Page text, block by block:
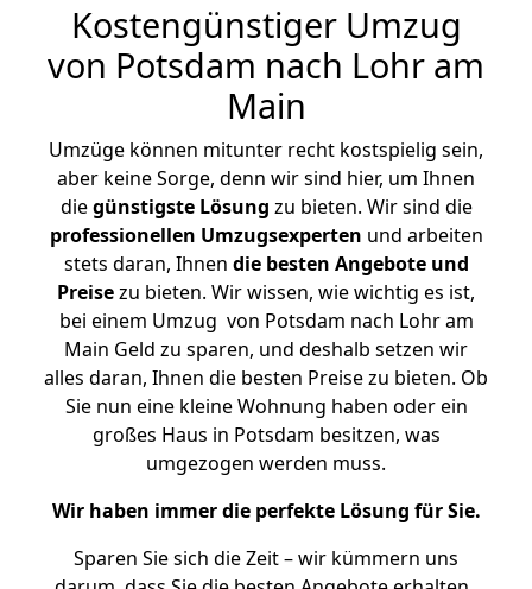
Kostengünstiger Umzug
von Potsdam nach Lohr am
Main
Umzüge können mitunter recht kostspielig sein,
aber keine Sorge, denn wir sind hier, um Ihnen
diegünstigste Lösung zu bieten. Wir sind die
professionellen Umzugsexperten und arbeiten
stets daran, Ihnen die besten Angebote und
Preisezu bieten. Wir wissen, wie wichtig es ist,
bei einem Umzug von Potsdam nach Lohr am
Main Geld zu sparen, und deshalb setzen wir
alles daran, Ihnen die besten Preise zu bieten. Ob
Sie nun eine kleine Wohnung haben oder ein
großes Haus in Potsdam besitzen, was
umgezogen werden muss.
Wir haben immer die perfekte Lösung für Sie.
Sparen Sie sich die Zeit – wir kümmern uns